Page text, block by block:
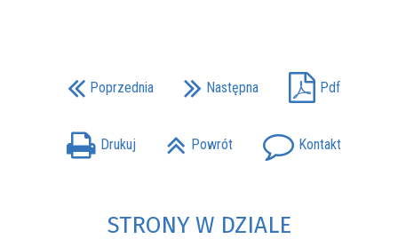
Poprzednia Następna Pdf
Drukuj Powrót Kontakt
STRONY W DZIALE